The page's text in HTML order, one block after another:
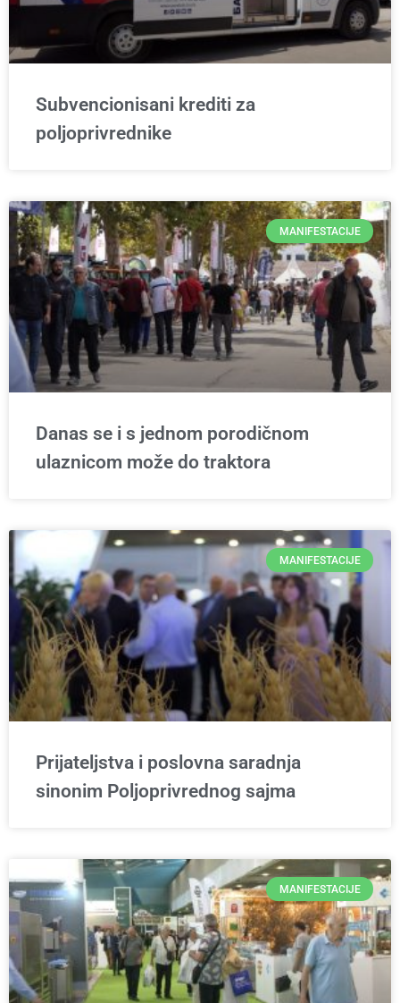
Subvencionisani krediti za
poljoprivrednike
MANIFESTACIJE
Danas se i s jednom porodičnom
ulaznicom može do traktora
MANIFESTACIJE
Prijateljstva i poslovna saradnja
sinonim Poljoprivrednog sajma
MANIFESTACIJE